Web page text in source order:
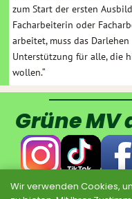
zum Start der ersten
Facharbeiterin oder
arbeitet, muss das
Unterstützung für alle, die
wollen.“
Grüne MV
Wir verwenden Cookies,